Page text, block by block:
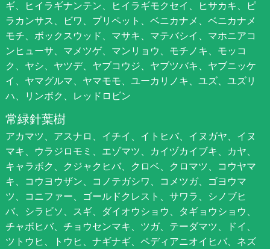
ギ、ヒイラギナンテン、ヒイラギモクセイ、ヒサカキ、ピ
ラカンサス、ビワ、プリペット、ベニカナメ、ベニカナメ
モチ、ボックスウッド、マサキ、マテバシイ、マホニアコ
ンヒューサ、マメツゲ、マンリョウ、モチノキ、モッコ
ク、ヤシ、ヤツデ、ヤブコウジ、ヤブツバキ、ヤブニッケ
イ、ヤマグルマ、ヤマモモ、ユーカリノキ、ユズ、ユズリ
ハ、リンボク、レッドロビン
常緑針葉樹
アカマツ、アスナロ、イチイ、イトヒバ、イヌガヤ、イヌ
マキ、ウラジロモミ、エゾマツ、カイヅカイブキ、カヤ、
キャラボク、クジャクヒバ、クロベ、クロマツ、コウヤマ
キ、コウヨウザン、コノテガシワ、コメツガ、ゴヨウマ
ツ、コニファー、ゴールドクレスト、サワラ、シノブヒ
バ、シラビソ、スギ、ダイオウショウ、タギョウショウ、
チャボヒバ、チョウセンマキ、ツガ、テーダマツ、ドイ、
ツトウヒ、トウヒ、ナギナギ、ペディアニオイヒバ、ネズ